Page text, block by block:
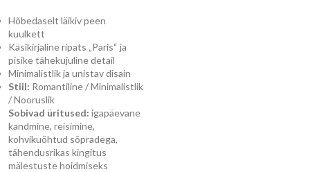
Hõbedaselt läikiv peen
kuulkett
Käsikirjaline ripats „Paris“ ja
pisike tähekujuline detail
Minimalistlik ja unistav disain
Stiil: Romantiline / Minimalistlik
/ Nooruslik
Sobivad üritused: igapäevane
kandmine, reisimine,
kohvikuõhtud sõpradega,
tähendusrikas kingitus
mälestuste hoidmiseks